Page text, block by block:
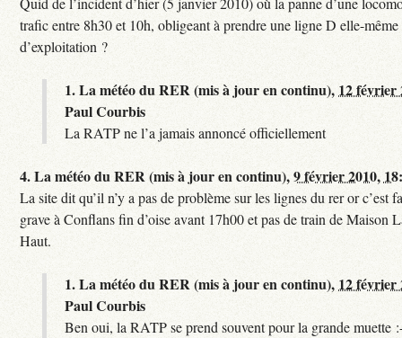
trafic entre 8h30 et 10h, obligeant à prendre une ligne D elle-
d’exploitation ?
1.La météo du RER (mis à jour en continu), 12 février
Paul Courbis
La RATP ne l’a jamais annoncé officiellement
4.La météo du RER (mis à jour en continu),9 février 2010,
La site dit qu’il n’y a pas de problème sur les lignes du rer or c’est
grave à Conflans fin d’oise avant 17h00 et pas de train de Maison
Haut.
1.La météo du RER (mis à jour en continu), 12 février
Paul Courbis
Ben oui, la RATP se prend souvent pour la grande muette